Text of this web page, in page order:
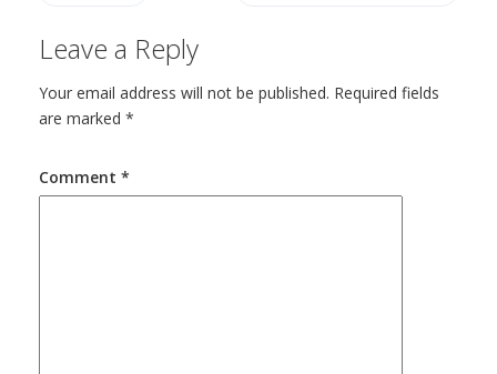
Leave a Reply
Your email address will not be published. Required fields
are marked *
Comment *